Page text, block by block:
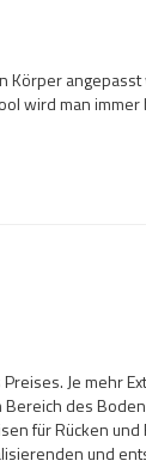
wird man
Je mehr
des
für Rücken
und